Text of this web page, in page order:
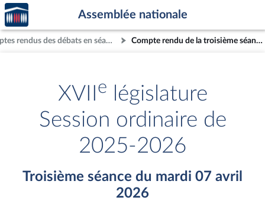
Aller au contenu
Aller en bas de la page
Accèder
à la
page
d'accueil
Assemblée nationale
Comptes rendus des débats en séance Compte rendu de la troisième séance du mardi 07 avril 2026
XVII e
législature
Session ordinaire de
2025-2026
Troisième séance du mardi 07 avril
2026